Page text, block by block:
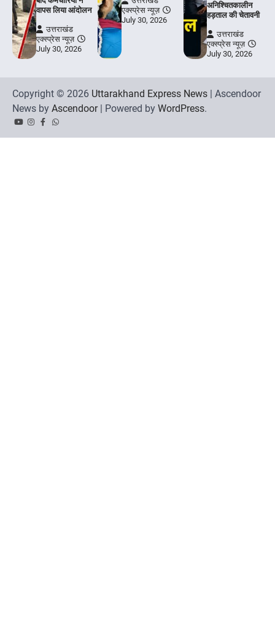
वापस लिया आंदोलन
उत्तराखंड
एक्स्प्रेस न्यूज़
July 30, 2026
एक्स्प्रेस न्यूज़
July 30, 2026
अनिश्चितकालीन
हड़ताल की चेतावनी
उत्तराखंड
एक्स्प्रेस न्यूज़
July 30, 2026
Copyright © 2026 Uttarakhand Express News | Ascendoor
News by Ascendoor| Powered by WordPress.
YouTubeInstagram
Facebook
Whatsapp